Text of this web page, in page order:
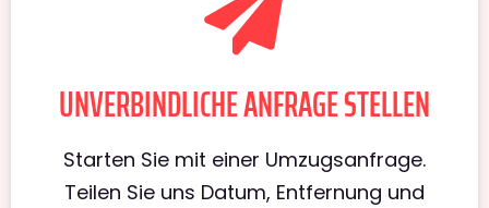
UNVERBINDLICHE ANFRAGE STELLEN
Starten Sie mit einer Umzugsanfrage.
Teilen Sie uns Datum, Entfernung und